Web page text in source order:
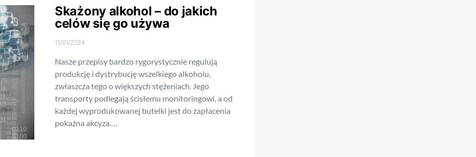
Skażony alkohol – do jakich
celów się go używa
11/01/2024
Nasze przepisy bardzo rygorystycznie regulują
produkcję i dystrybucję wszelkiego alkoholu,
zwłaszcza tego o większych stężeniach. Jego
transporty podlegają ścisłemu monitoringowi, a od
każdej wyprodukowanej butelki jest do zapłacenia
pokaźna akcyza.…